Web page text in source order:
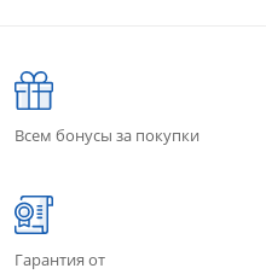
Всем бонусы за покупки
Гарантия от